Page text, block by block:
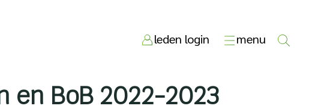
leden login menu
en BoB 2022-2023